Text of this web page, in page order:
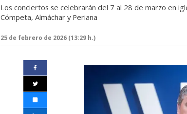
Los conciertos se celebrarán del 7 al 28 de marzo en
Cómpeta, Almáchar y Periana
25 de febrero de 2026 (13:29 h.)